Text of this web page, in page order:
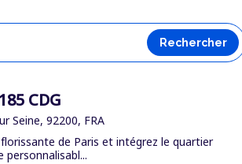
Rechercher
CDG
Seine, 92200, FRA
de Paris et intégrez le quartier